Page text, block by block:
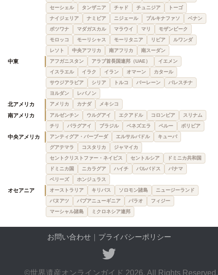
セーシェル
タンザニア チャド チュニジア
トーゴ
ナイジェリア
ナミビア ニジェール ブルキナファソ
ベナン
ボツワナ
マダガスカル マラウイ マリ
モザンビーク
モロッコ
モーリシャス モーリタニア リビア
ルワンダ
レソト
中央アフリカ 南アフリカ 南スーダン
中東 アフガニスタン アラブ首長国連邦（UAE）
イエメン
イスラエル
イラク イラン オマーン
カタール
サウジアラビア
シリア トルコ バーレーン
パレスチナ
ヨルダン
レバノン
北アメリカ アメリカ カナダ メキシコ
南アメリカ アルゼンチン ウルグアイ エクアドル コロンビア
スリナム
チリ
パラグアイ ブラジル ベネズエラ ペルー ボリビア
中央アメリカ アンティグア・バーブーダ エルサルバドル
キューバ
グアテマラ
コスタリカ
ジャマイカ
セントクリストファー・ネイビス
セントルシア
ドミニカ共和国
ドミニカ国
ニカラグア ハイチ バルバドス
パナマ
ベリーズ
ホンジュラス
オセアニア オーストラリア キリバス ソロモン諸島
ニュージーランド
バヌアツ
パプアニューギニア パラオ
フィジー
マーシャル諸島
ミクロネシア連邦
お問い合わせ｜ プライバシーポリシー
©世界遺産オンラインガイド 2026. All Rights Reserved.